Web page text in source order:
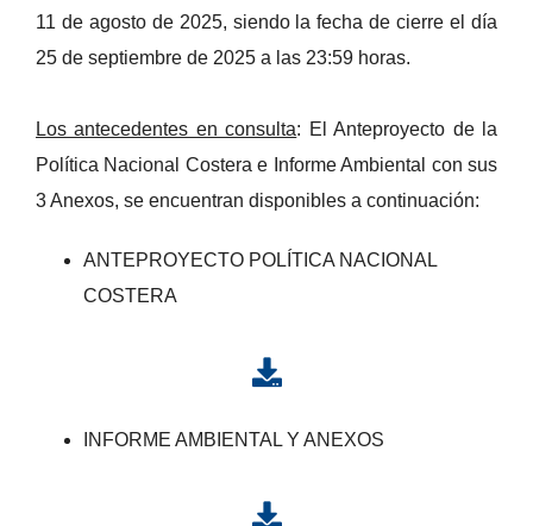
11 de agosto de 2025, siendo la fecha de cierre el día
25 de septiembre de 2025 a las 23:59 horas.
Los antecedentes en consulta: El Anteproyecto de la
Política Nacional Costera e Informe Ambiental con sus
3 Anexos, se encuentran disponibles a continuación:
ANTEPROYECTO POLÍTICA NACIONAL
COSTERA
INFORME AMBIENTAL Y ANEXOS